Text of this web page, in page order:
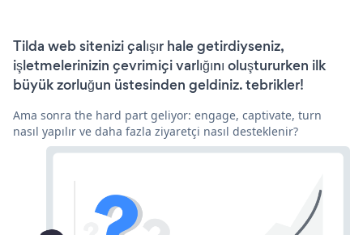
Tilda web sitenizi çalışır hale getirdiyseniz,
işletmelerinizin çevrimiçi varlığını oluştururken ilk
büyük zorluğun üstesinden geldiniz. tebrikler!
Ama sonra the hard part geliyor: engage, captivate, turn
nasıl yapılır ve daha fazla ziyaretçi nasıl desteklenir?